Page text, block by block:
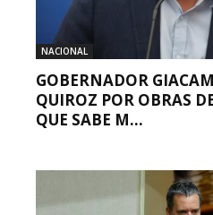
NACIONAL
GOBERNADOR
QUIROZ POR OBRAS
QUE SABE M...